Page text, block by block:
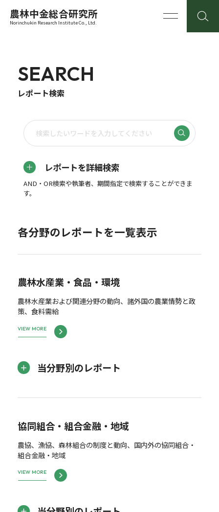
農林中金総合研究所
Norinchukin Research Institute Co., Ltd.
SEARCH
レポート検索
レポートを詳細検索
AND・OR検索や執筆者、期間指定で検索することができま
す。
各分野のレポートを一覧表示
農林水産業・食品・環境
農林水産業および関連分野の動向、諸外国の農業情勢と政
策、食料需給
VIEW MORE
当分野別のレポート
協同組合・組合金融・地域
農協、漁協、森林組合の制度と動向、国内外の協同組合・
組合金融・地域
VIEW MORE